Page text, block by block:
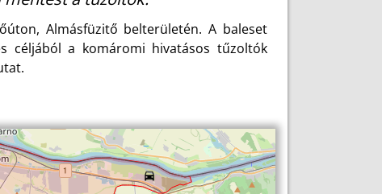
Almásfüzitő belterületén. A baleset
céljából a komáromi hivatásos tűzoltók